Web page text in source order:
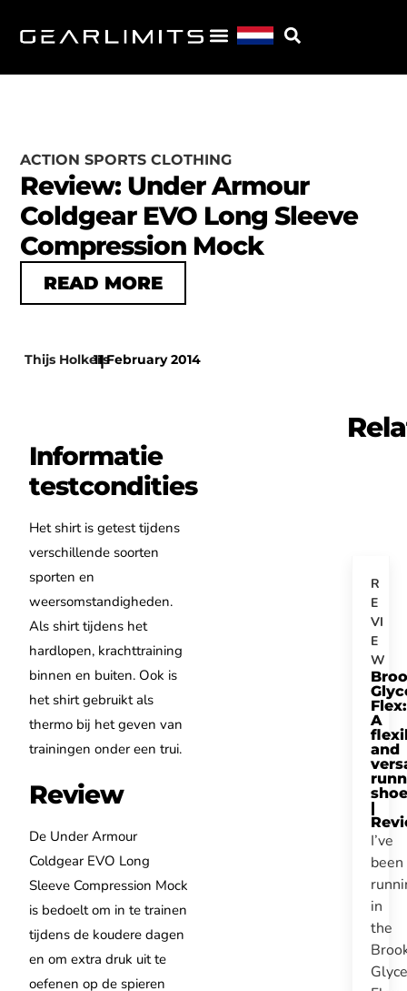
ACTION SPORTS CLOTHING
Review: Under Armour
Coldgear EVO Long Sleeve
Compression Mock
READ MORE
Thijs Holkers
|
11 February 2014
Informatie
testcondities
Het shirt is getest tijdens
verschillende soorten
sporten en
weersomstandigheden.
Als shirt tijdens het
hardlopen, krachttraining
binnen en buiten. Ook is
het shirt gebruikt als
thermo bij het geven van
trainingen onder een trui.
Review
De Under Armour
Coldgear EVO Long
Sleeve Compression Mock
is bedoelt om in te trainen
tijdens de koudere dagen
en om extra druk uit te
oefenen op de spieren
R
E
VI
E
W
Flex:
A
and
shoe
|
I’ve
been
in
the